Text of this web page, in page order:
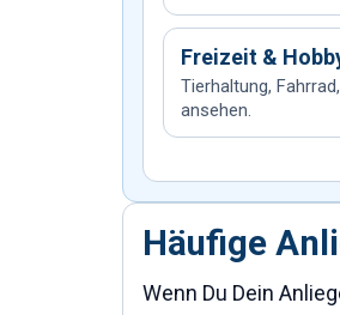
Freizeit &
Tierhaltung,
ansehen.
Häufige
Wenn Du Dein